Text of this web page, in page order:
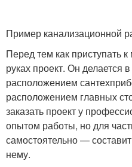
Пример канализационной
Перед тем как приступать
руках проект. Он делается
расположением
расположением главных
заказать проект у
опытом работы, но для
самостоятельно —
нему.